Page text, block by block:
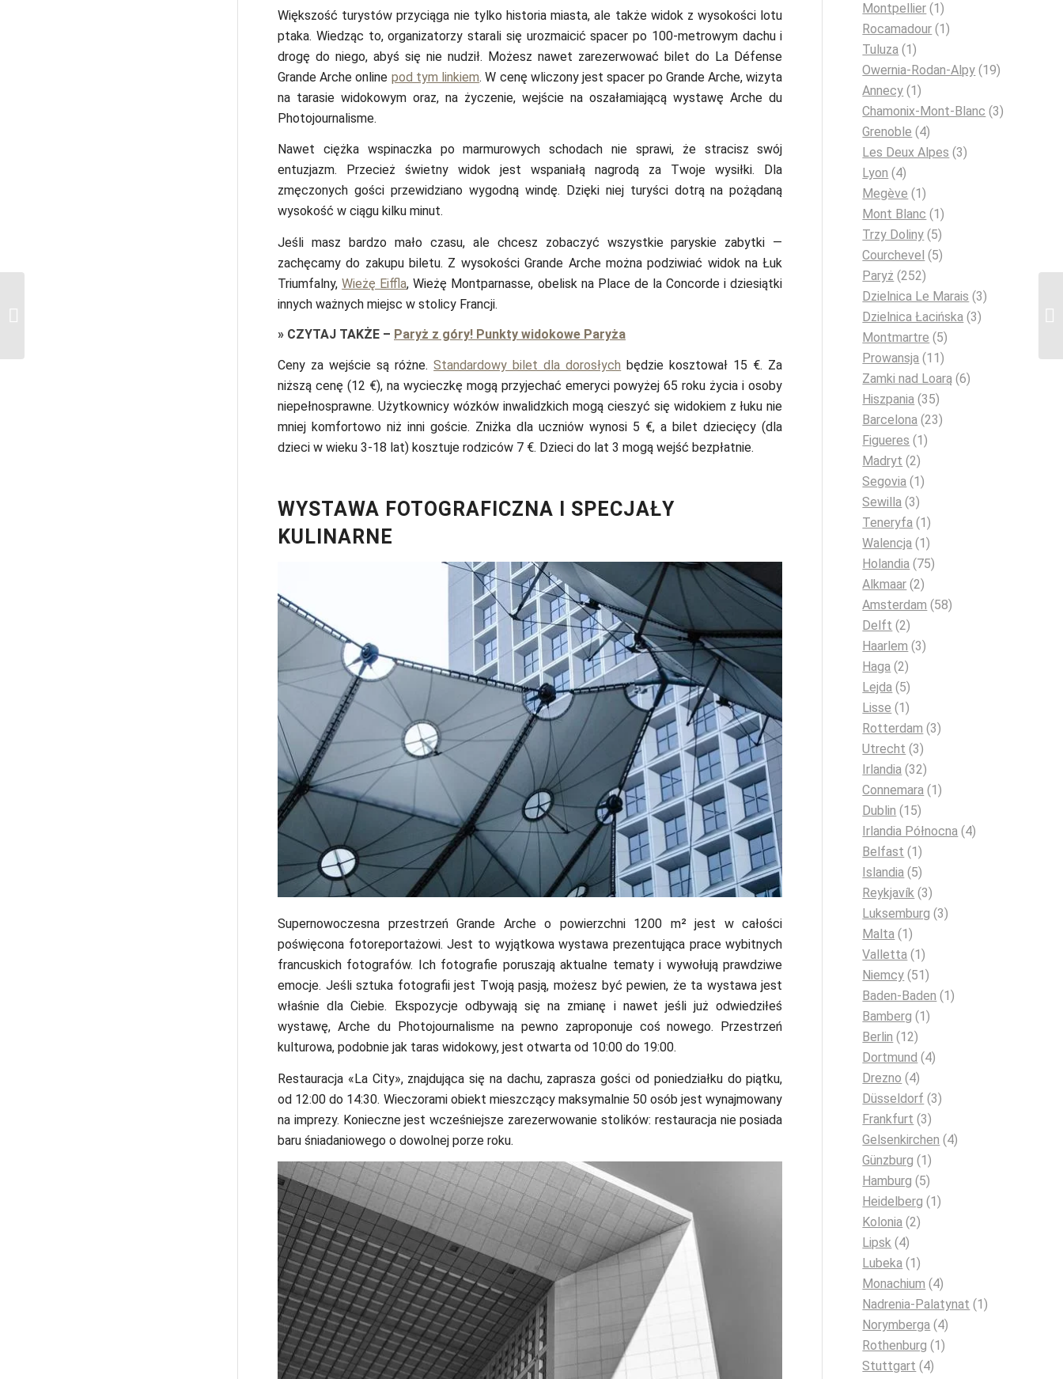
Większość turystów przyciąga nie tylko historia miasta, ale także widok z wysokości lotu
ptaka. Wiedząc to, organizatorzy starali się urozmaicić spacer po 100-metrowym dachu i
drogę do niego, abyś się nie nudził. Możesz nawet zarezerwować bilet do La Défense
Grande Arche online pod tym linkiem. W cenę wliczony jest spacer po Grande Arche, wizyta
na tarasie widokowym oraz, na życzenie, wejście na oszałamiającą wystawę Arche du
Photojournalisme.
Nawet ciężka wspinaczka po marmurowych schodach nie sprawi, że stracisz swój
entuzjazm. Przecież świetny widok jest wspaniałą nagrodą za Twoje wysiłki. Dla
zmęczonych gości przewidziano wygodną windę. Dzięki niej turyści dotrą na pożądaną
wysokość w ciągu kilku minut.
Jeśli masz bardzo mało czasu, ale chcesz zobaczyć wszystkie paryskie zabytki —
zachęcamy do zakupu biletu. Z wysokości Grande Arche można podziwiać widok na Łuk
Triumfalny,Wieżę Eiffla, Wieżę Montparnasse, obelisk na Place de la Concorde i dziesiątki
innych ważnych miejsc w stolicy Francji.
» CZYTAJ TAKŻE – Paryż z góry! Punkty widokowe Paryża
Ceny za wejście są różne.Standardowy bilet dla dorosłych będzie kosztował 15 €. Za
niższą cenę (12 €), na wycieczkę mogą przyjechać emeryci powyżej 65 roku życia i osoby
niepełnosprawne. Użytkownicy wózków inwalidzkich mogą cieszyć się widokiem z łuku nie
mniej komfortowo niż inni goście. Zniżka dla uczniów wynosi 5 €, a bilet dziecięcy (dla
dzieci w wieku 3-18 lat) kosztuje rodziców 7 €. Dzieci do lat 3 mogą wejść bezpłatnie.
WYSTAWA FOTOGRAFICZNA I SPECJAŁY
KULINARNE
Supernowoczesna przestrzeń Grande Arche o powierzchni 1200 m² jest w całości
poświęcona fotoreportażowi. Jest to wyjątkowa wystawa prezentująca prace wybitnych
francuskich fotografów. Ich fotografie poruszają aktualne tematy i wywołują prawdziwe
emocje. Jeśli sztuka fotografii jest Twoją pasją, możesz być pewien, że ta wystawa jest
właśnie dla Ciebie. Ekspozycje odbywają się na zmianę i nawet jeśli już odwiedziłeś
wystawę, Arche du Photojournalisme na pewno zaproponuje coś nowego. Przestrzeń
kulturowa, podobnie jak taras widokowy, jest otwarta od 10:00 do 19:00.
Restauracja «La City», znajdująca się na dachu, zaprasza gości od poniedziałku do piątku,
od 12:00 do 14:30. Wieczorami obiekt mieszczący maksymalnie 50 osób jest wynajmowany
na imprezy. Konieczne jest wcześniejsze zarezerwowanie stolików: restauracja nie posiada
baru śniadaniowego o dowolnej porze roku.
Montpellier (1)
Rocamadour (1)
Tuluza (1)
Owernia-Rodan-Alpy (19)
Annecy (1)
Chamonix-Mont-Blanc (3)
Grenoble (4)
Les Deux Alpes (3)
Lyon (4)
Megève (1)
Mont Blanc (1)
Trzy Doliny (5)
Courchevel (5)
Paryż (252)
Dzielnica Le Marais (3)
Dzielnica Łacińska (3)
Montmartre (5)
Prowansja (11)
Zamki nad Loarą (6)
Hiszpania (35)
Barcelona (23)
Figueres (1)
Madryt (2)
Segovia (1)
Sewilla (3)
Teneryfa (1)
Walencja (1)
Holandia (75)
Alkmaar (2)
Amsterdam (58)
Delft (2)
Haarlem (3)
Haga (2)
Lejda (5)
Lisse (1)
Rotterdam (3)
Utrecht (3)
Irlandia (32)
Connemara (1)
Dublin (15)
Irlandia Północna (4)
Belfast (1)
Islandia (5)
Reykjavík (3)
Luksemburg (3)
Malta (1)
Valletta (1)
Niemcy (51)
Baden-Baden (1)
Bamberg (1)
Berlin (12)
Dortmund (4)
Drezno (4)
Düsseldorf (3)
Frankfurt (3)
Gelsenkirchen (4)
Günzburg (1)
Hamburg (5)
Heidelberg (1)
Kolonia (2)
Lipsk (4)
Lubeka (1)
Monachium (4)
Nadrenia-Palatynat (1)
Norymberga (4)
Rothenburg (1)
Stuttgart (4)